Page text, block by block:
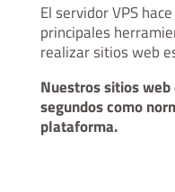
El servidor VPS
principales
realizar sitios web
Nuestros sitios
segundos como
plataforma.